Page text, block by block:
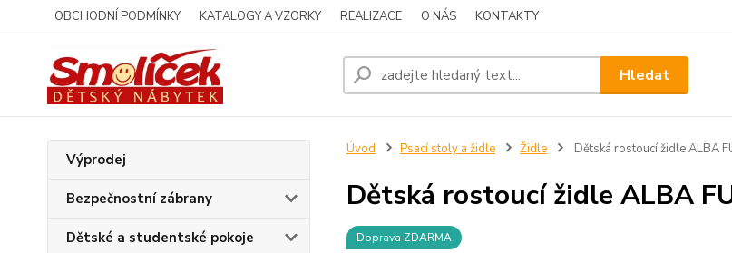
OBCHODNÍ PODMÍNKY KATALOGY A VZORKY REALIZACE O NÁS KONTAKTY
Hledat
Výprodej
Bezpečnostní zábrany
Dětské a studentské pokoje
Úvod Psací stoly a židle Židle Dětská rostoucí židle ALBA
Dětská rostoucí židle ALBA
Doprava ZDARMA